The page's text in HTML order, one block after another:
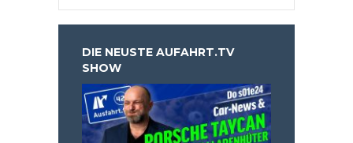
DIE NEUSTE AUFAHRT.TV
SHOW